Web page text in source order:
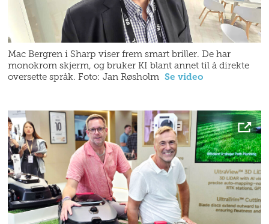
Mac Bergren i Sharp viser frem smart briller. De har
monokrom skjerm, og bruker KI blant annet til å direkte
oversette språk. Foto: Jan Røsholm Se video